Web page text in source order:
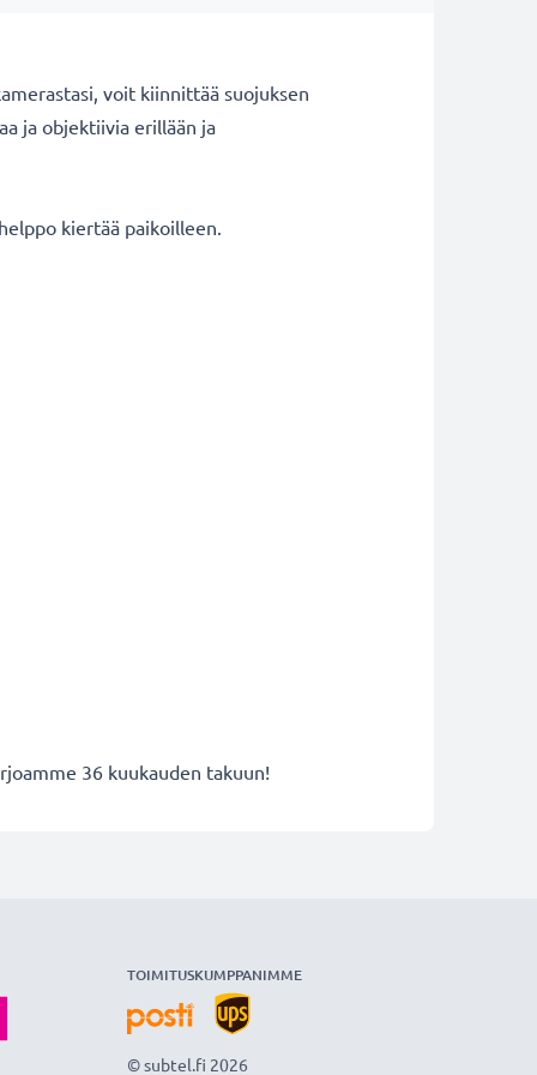
voit kiinnittää suojuksen
ja objektiivia erillään ja
kiertää paikoilleen.
36 kuukauden takuun!
TOIMITUSKUMPPANIMME
© subtel.fi 2026